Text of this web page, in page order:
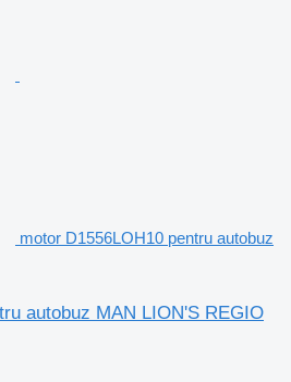
motor D1556LOH10 pentru autobuz
autobuz MAN LION'S REGIO